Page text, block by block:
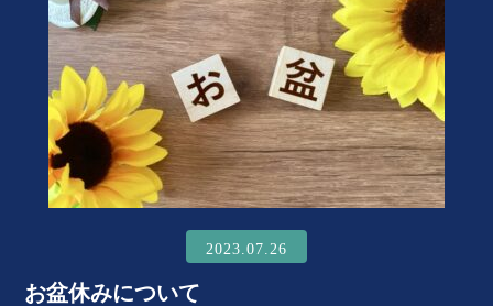
2023.07.26
お盆休みについて